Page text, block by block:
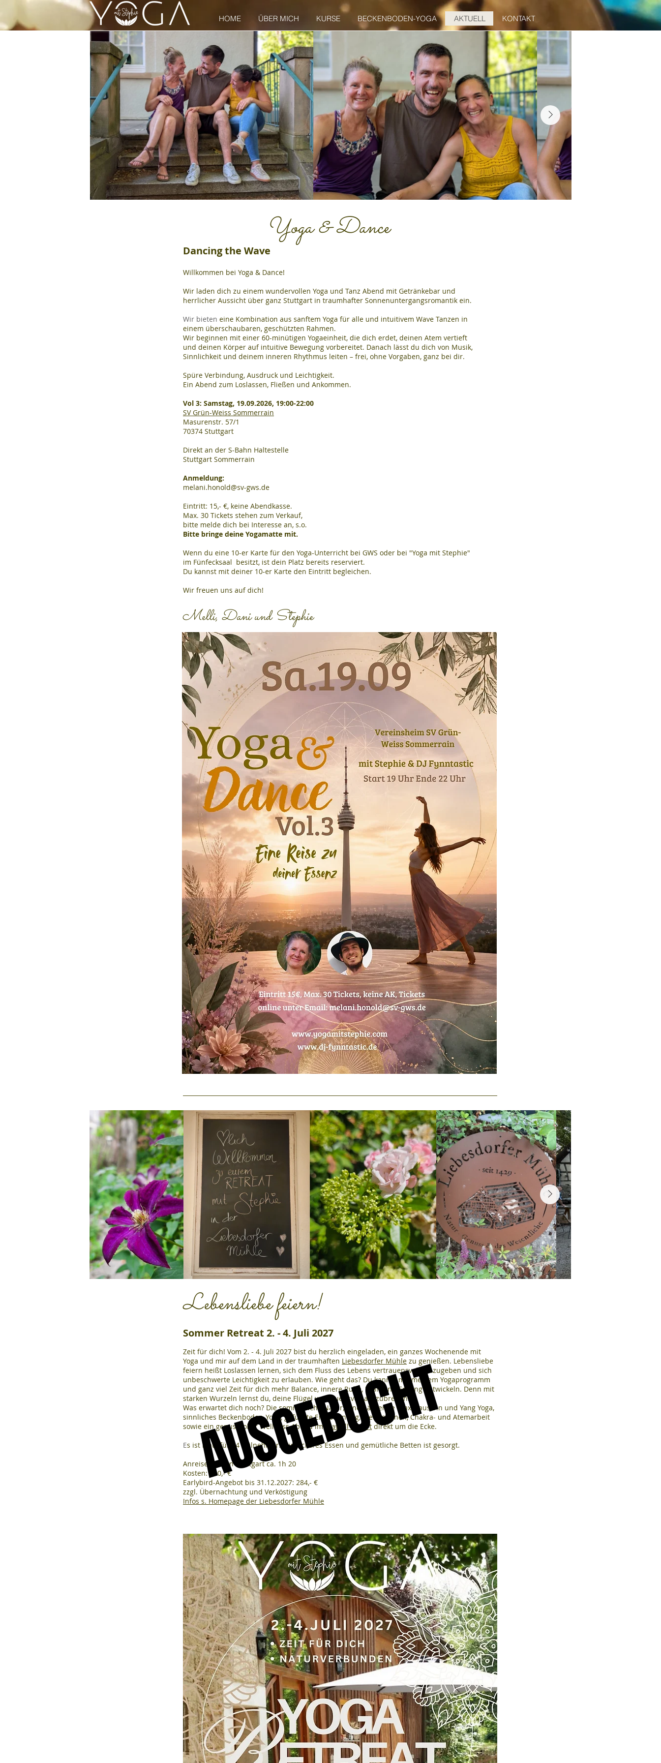
HOME ÜBER MICH KURSE BECKENBODEN-YOGA AKTUELL KONTAKT
Yoga & Dance
Dancing the Wave
Willkommen bei Yoga & Dance!
Wir laden dich zu einem wundervollen Yoga und Tanz Abend mit Getränkebar und
herrlicher Aussicht über ganz Stuttgart in traumhafter Sonnenuntergangsromantik ein.
Wir bieten eine Kombination aus sanftem Yoga für alle und intuitivem Wave Tanzen in
einem überschaubaren, geschützten Rahmen.
Wir beginnen mit einer 60-minütigen Yogaeinheit, die dich erdet, deinen Atem vertieft
und deinen Körper auf intuitive Bewegung vorbereitet. Danach lässt du dich von Musik,
Sinnlichkeit und deinem inneren Rhythmus leiten – frei, ohne Vorgaben, ganz bei dir.
Spüre Verbindung, Ausdruck und Leichtigkeit.
Ein Abend zum Loslassen, Fließen und Ankommen.
Vol 3: Samstag, 19.09.2026, 19:00-22:00
SV Grün-Weiss Sommerrain
Masurenstr. 57/1
70374 Stuttgart
Direkt an der S-Bahn Haltestelle
Stuttgart Sommerrain
Anmeldung:
melani.honold@sv-gws.de
Eintritt: 15,- €, keine Abendkasse.
Max. 30 Tickets stehen zum Verkauf,
bitte melde dich bei Interesse an, s.o.
Bitte bringe deine Yogamatte mit.
Wenn du eine 10-er Karte für den Yoga-Unterricht bei GWS oder bei "Yoga mit Stephie"
im Fünfecksaal besitzt, ist dein Platz bereits reserviert.
Du kannst mit deiner 10-er Karte den Eintritt begleichen.
Wir freuen uns auf dich!
Melli, Dani und Stephie
Lebensliebe feiern!
Sommer Retreat 2. - 4. Juli 2027
Zeit für dich! Vom 2. - 4. Juli 2027 bist du herzlich eingeladen, ein ganzes Wochenende mit
Yoga und mir auf dem Land in der traumhaften Liebesdorfer Mühle zu genießen. Lebensliebe
feiern heißt Loslassen lernen, sich dem Fluss des Lebens vertrauensvoll hinzugeben und sich
unbeschwerte Leichtigkeit zu erlauben. Wie geht das? Du kannst mit meinem Yogaprogramm
und ganz viel Zeit für dich mehr Balance, innere Ruhe, Kraft und Erdung entwickeln. Denn mit
starken Wurzeln lernst du, deine Flügel vertrauensvoll auszubreiten.
Was erwartet dich noch? Die sommerliche Natur, eine nährende Praxis aus Yin und Yang Yoga,
sinnliches Beckenboden-Yoga, geführte Entspannung, Meditationen, Chakra- und Atemarbeit
sowie ein genussvoller Wellness Abend im
Mawell Resort direkt um die Ecke.
Es ist Platz für 14 Teilnehmer. Für leckeres Essen und gemütliche Betten ist gesorgt.
Anreisezeit von Stuttgart ca. 1h 20
Kosten: 300,- €
Earlybird-Angebot bis 31.12.2027: 284,- €
zzgl. Übernachtung und Verköstigung
Infos s. Homepage der Liebesdorfer Mühle
AUSGEBUCHT
AUSGEBUCHT